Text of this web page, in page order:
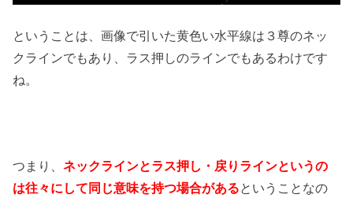
ということは、画像で引いた黄色い水平線は３尊のネッ
クラインでもあり、ラス押しのラインでもあるわけです
ね。
つまり、ネックラインとラス押し・戻りラインというの
は往々にして同じ意味を持つ場合がある ということなの